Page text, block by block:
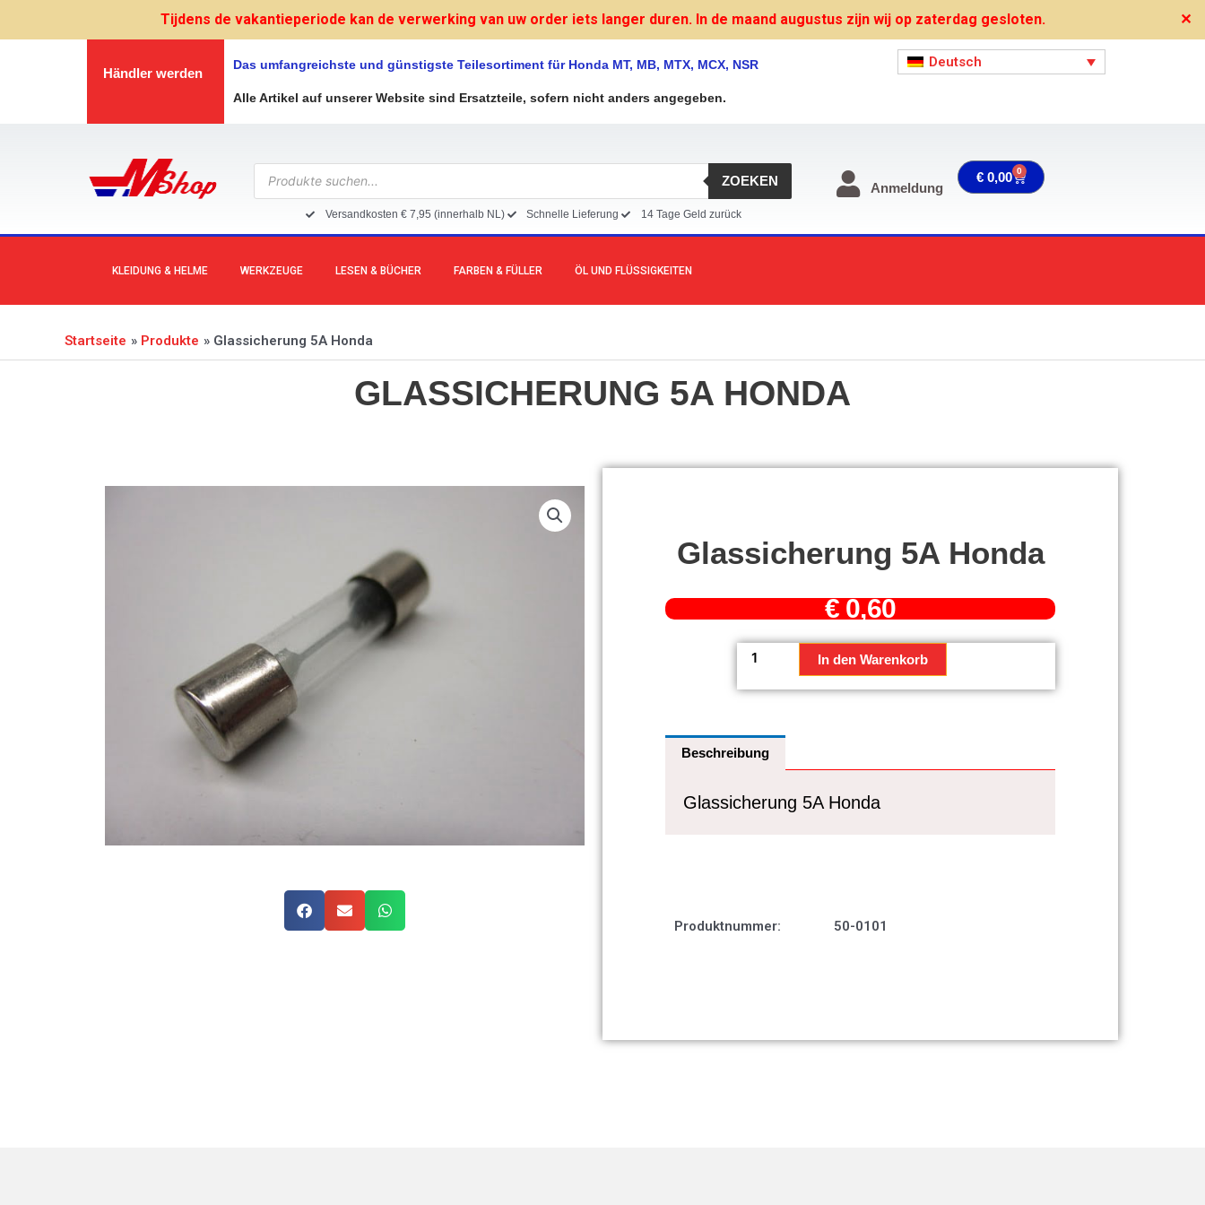
Tijdens de vakantieperiode kan de verwerking van uw order iets langer duren. In de maand augustus zijn wij op zaterdag gesloten. ✕
Händler werden
Das umfangreichste und günstigste Teilesortiment für Honda MT, MB, MTX, MCX, NSR
Alle Artikel auf unserer Website sind Ersatzteile, sofern nicht anders angegeben.
Deutsch
Products
search
ZOEKEN
Versandkosten € 7,95 (innerhalb NL) Schnelle Lieferung 14 Tage Geld zurück
Anmeldung
€ 0,00 0 Warenkorb
KLEIDUNG & HELME WERKZEUGE LESEN & BÜCHER FARBEN & FÜLLER ÖL UND FLÜSSIGKEITEN
Startseite Produkte Glassicherung 5A Honda
GLASSICHERUNG 5A HONDA
Glassicherung 5A Honda
€0,60
Glassicherung
Honda
In den Warenkorb
Beschreibung
Glassicherung 5A Honda
Produktnummer: 50-0101